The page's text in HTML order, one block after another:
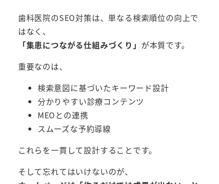
歯科医院のSEO対策は、単なる検索順位の向上で
はなく、
「集患につながる仕組みづくり」 が本質です。
重要なのは、
検索意図に基づいたキーワード設計
分かりやすい診療コンテンツ
MEOとの連携
スムーズな予約導線
これらを一貫して設計することです。
そして忘れてはいけないのが、